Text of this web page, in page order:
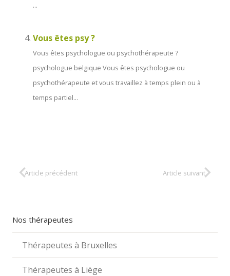
...
Vous êtes psy ?
Vous êtes psychologue ou psychothérapeute ?
psychologue belgique Vous êtes psychologue ou
psychothérapeute et vous travaillez à temps plein ou à
temps partiel...
Article précédent Article suivant
Nos thérapeutes
Thérapeutes à Bruxelles
Thérapeutes à Liège